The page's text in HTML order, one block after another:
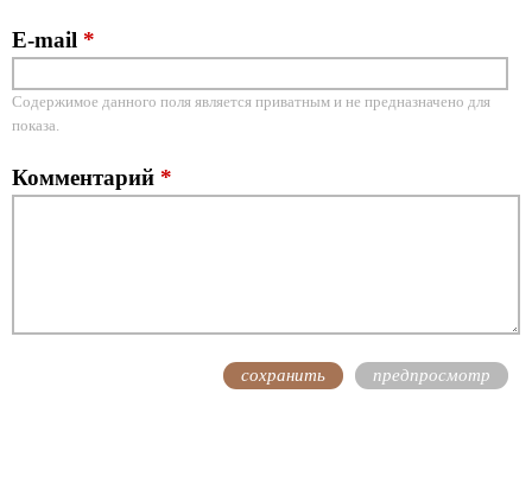
E-mail *
Содержимое данного поля является приватным и не предназначено для
показа.
Комментарий *